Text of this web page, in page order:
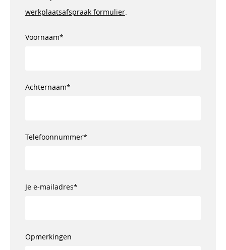
werkplaatsafspraak formulier
Voornaam*
Achternaam*
Telefoonnummer*
Je e-mailadres*
Opmerkingen